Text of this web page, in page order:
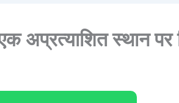
अप्रत्याशित स्थान पर